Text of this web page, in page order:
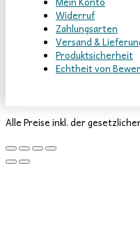
Widerruf
Zahlungsarten
Versand &
Produktsicherheit
Echtheit von
Alle Preise inkl. der